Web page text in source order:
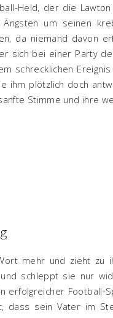
Held, der die
um seinen
da niemand davon
sich bei einer Party
schrecklichen
ihm plötzlich doch
Stimme und ihre
mehr und zieht zu
schleppt sie nur
erfolgreicher Football-
dass sein Vater im